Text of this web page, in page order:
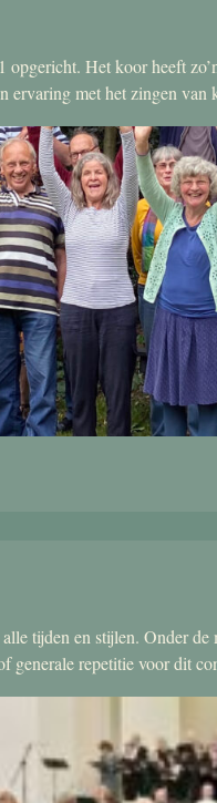
opgericht. Het koor heeft
ervaring met het zingen van
tijden en stijlen. Onder
generale repetitie voor dit